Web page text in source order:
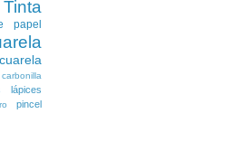
Tinta
papel
carbonilla
lápices
pincel